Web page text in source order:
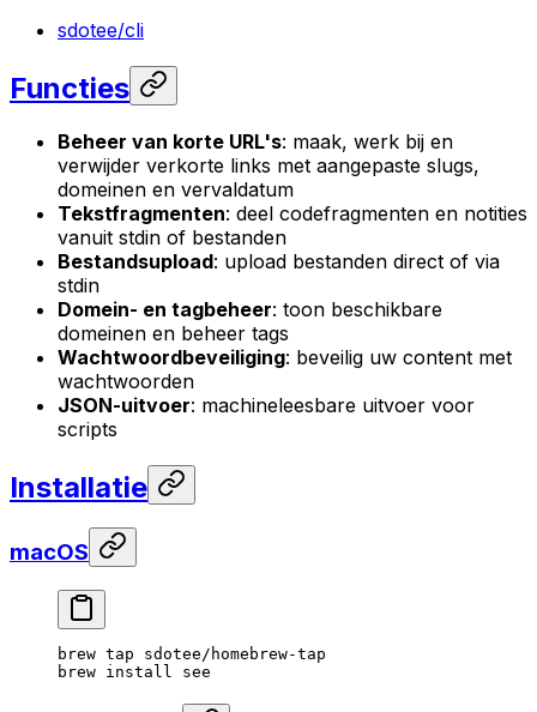
sdotee/cli
Functies
Beheer van korte URL's: maak, werk bij en
verwijder verkorte links met aangepaste slugs,
domeinen en vervaldatum
Tekstfragmenten: deel codefragmenten en notities
vanuit stdin of bestanden
Bestandsupload: upload bestanden direct of via
stdin
Domein- en tagbeheer: toon beschikbare
domeinen en beheer tags
Wachtwoordbeveiliging: beveilig uw content met
wachtwoorden
JSON-uitvoer: machineleesbare uitvoer voor
scripts
Installatie
macOS
brew tap sdotee/homebrew-tap
brew install see